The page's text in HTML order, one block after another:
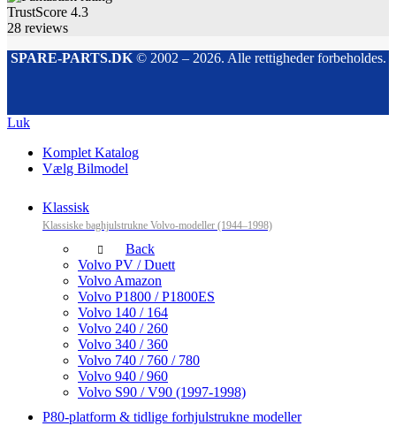
TrustScore 4.3
28 reviews
SPARE-PARTS.DK© 2002 – 2026. Alle rettigheder forbeholdes.
Luk
Komplet Katalog
Vælg Bilmodel
Klassisk
Klassiske baghjulstrukne Volvo-modeller (1944–1998)
Back
Volvo PV / Duett
Volvo Amazon
Volvo P1800 / P1800ES
Volvo 140 / 164
Volvo 240 / 260
Volvo 340 / 360
Volvo 740 / 760 / 780
Volvo 940 / 960
Volvo S90 / V90 (1997-1998)
P80-platform & tidlige forhjulstrukne modeller